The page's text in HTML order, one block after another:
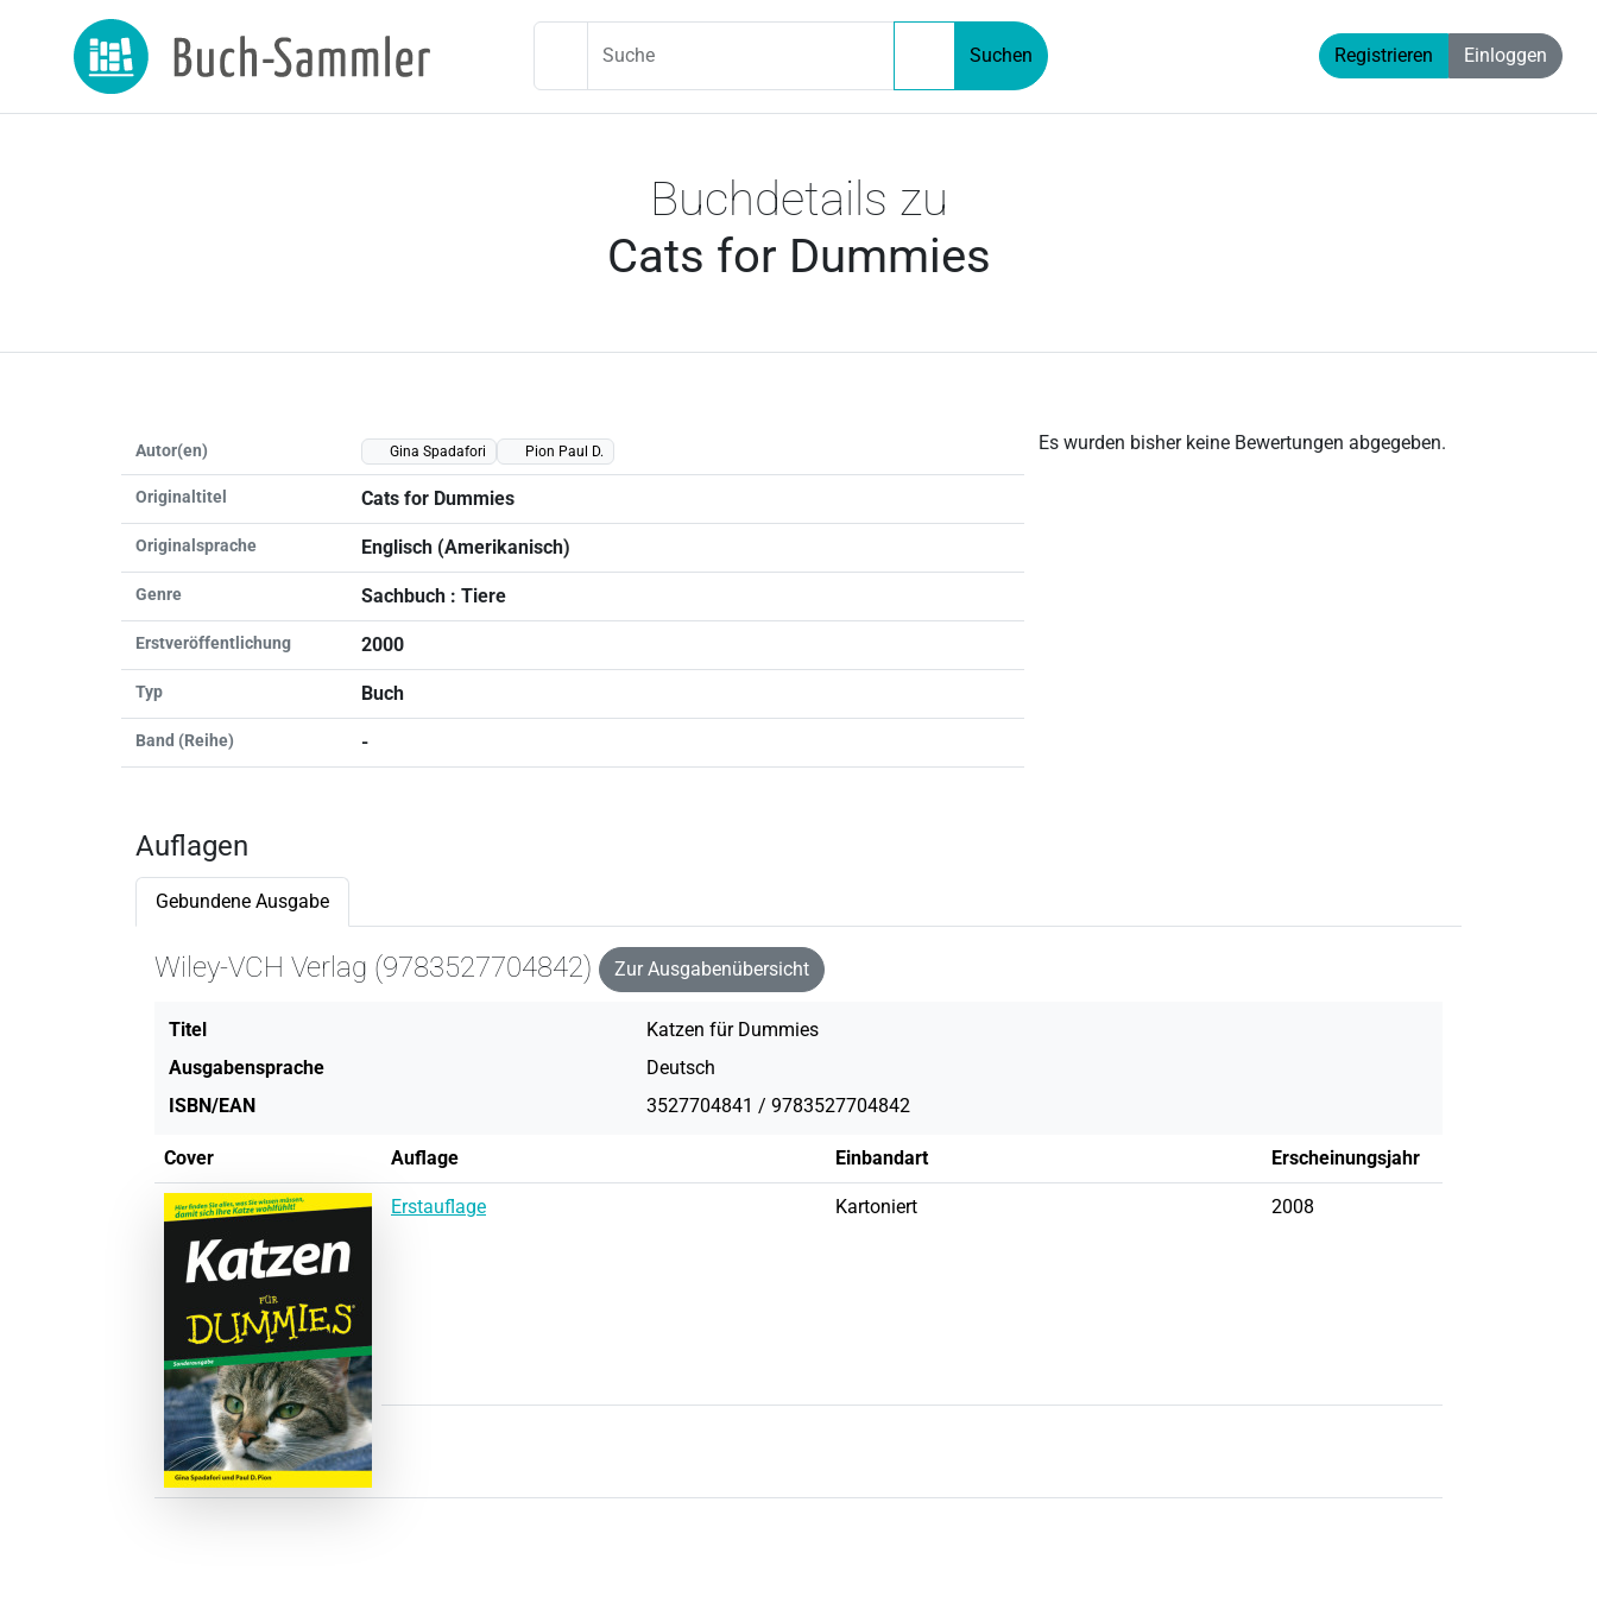
Suche Suchen Registrieren Einloggen
Buchdetails zu
Cats for Dummies
Autor(en) Gina Spadafori Pion Paul D.
Originaltitel Cats for Dummies
Originalsprache Englisch (Amerikanisch)
Genre Sachbuch : Tiere
Erstveröffentlichung 2000
Typ Buch
Band (Reihe) -
Es wurden bisher keine Bewertungen abgegeben.
Auflagen
Gebundene Ausgabe
Wiley-VCH Verlag (9783527704842) Zur Ausgabenübersicht
Titel
Katzen für Dummies
Ausgabensprache
Deutsch
ISBN/EAN
3527704841 / 9783527704842
Cover Auflage Einbandart Erscheinungsjahr
Erstauflage Kartoniert 2008